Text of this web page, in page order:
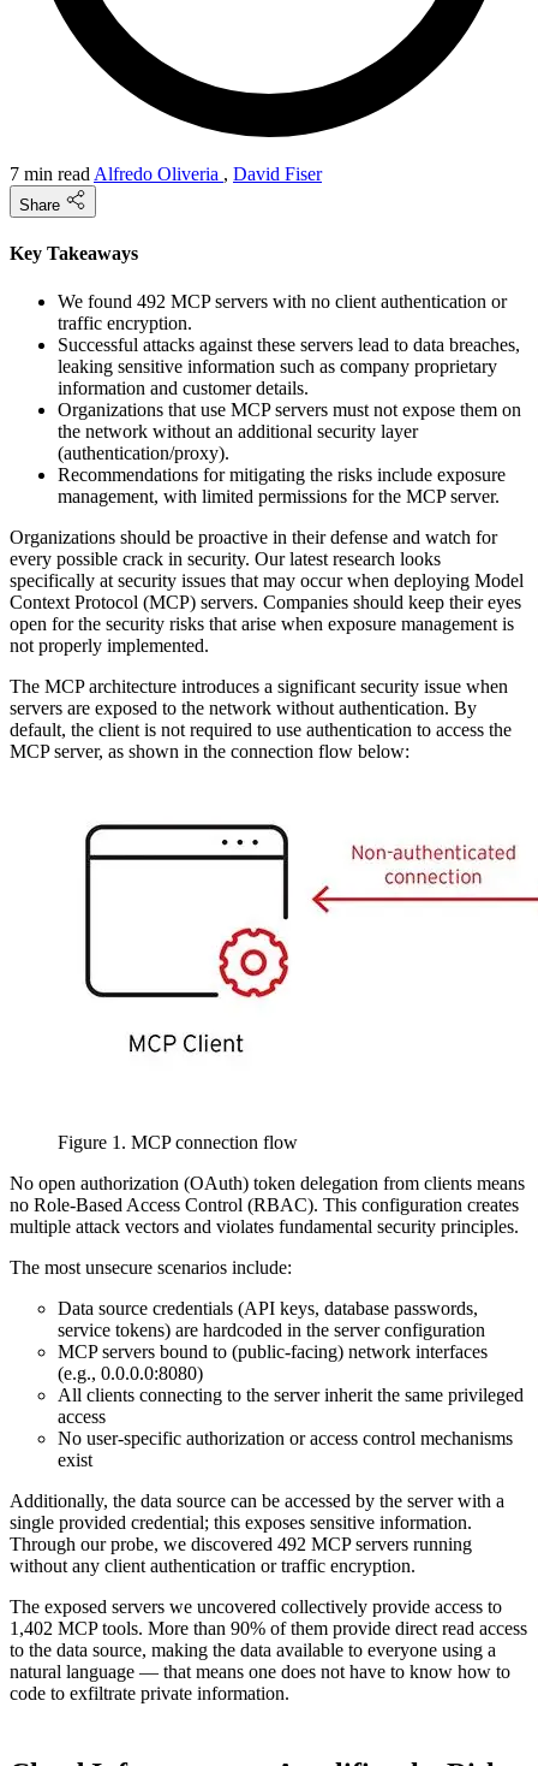
7 min read Alfredo Oliveria , David Fiser
Share
Key Takeaways
We found 492 MCP servers with no client authentication or
traffic encryption.
Successful attacks against these servers lead to data breaches,
leaking sensitive information such as company proprietary
information and customer details.
Organizations that use MCP servers must not expose them on
the network without an additional security layer
(authentication/proxy).
Recommendations for mitigating the risks include exposure
management, with limited permissions for the MCP server.
Organizations should be proactive in their defense and watch for
every possible crack in security. Our latest research looks
specifically at security issues that may occur when deploying Model
Context Protocol (MCP) servers. Companies should keep their eyes
open for the security risks that arise when exposure management is
not properly implemented.
The MCP architecture introduces a significant security issue when
servers are exposed to the network without authentication. By
default, the client is not required to use authentication to access the
MCP server, as shown in the connection flow below:
Figure 1. MCP connection flow
No open authorization (OAuth) token delegation from clients means
no Role-Based Access Control (RBAC). This configuration creates
multiple attack vectors and violates fundamental security principles.
The most unsecure scenarios include:
Data source credentials (API keys, database passwords,
service tokens) are hardcoded in the server configuration
MCP servers bound to (public-facing) network interfaces
(e.g., 0.0.0.0:8080)
All clients connecting to the server inherit the same privileged
access
No user-specific authorization or access control mechanisms
exist
Additionally, the data source can be accessed by the server with a
single provided credential; this exposes sensitive information.
Through our probe, we discovered 492 MCP servers running
without any client authentication or traffic encryption.
The exposed servers we uncovered collectively provide access to
1,402 MCP tools. More than 90% of them provide direct read access
to the data source, making the data available to everyone using a
natural language — that means one does not have to know how to
code to exfiltrate private information.